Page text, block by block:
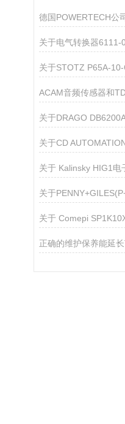
德国POWERTECH公
关于
关于 Comepi